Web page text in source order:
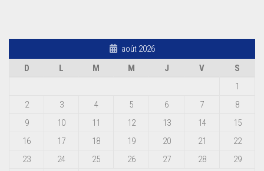
août 2026
D
L M M J V
S
1
2
3 4 5 6 7
8
9
10 11 12 13 14
15
16
17 18 19 20 21
22
23
24 25 26 27 28
29